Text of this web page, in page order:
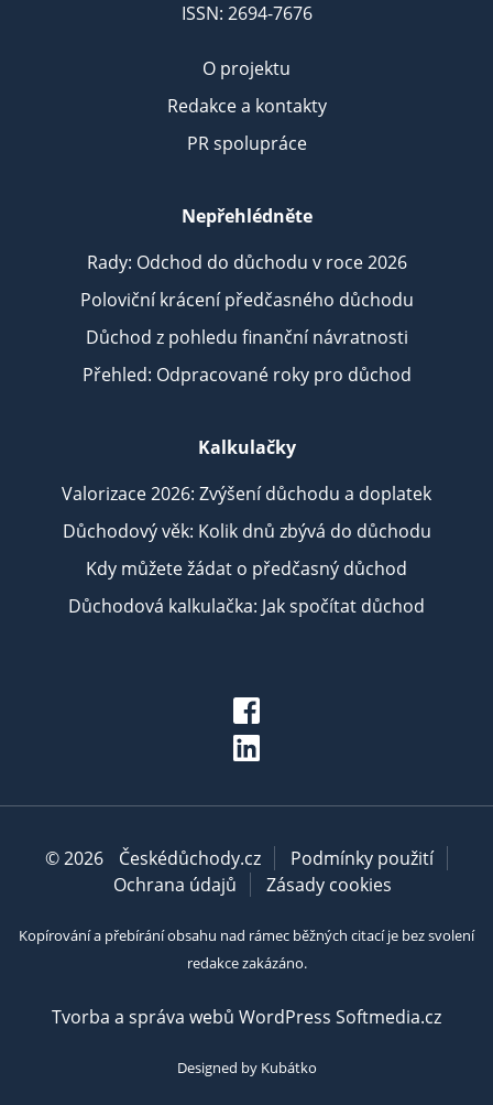
ISSN: 2694-7676
O projektu
Redakce a kontakty
PR spolupráce
Nepřehlédněte
Rady: Odchod do důchodu v roce 2026
Poloviční krácení předčasného důchodu
Důchod z pohledu finanční návratnosti
Přehled: Odpracované roky pro důchod
Kalkulačky
Valorizace 2026: Zvýšení důchodu a doplatek
Důchodový věk: Kolik dnů zbývá do důchodu
Kdy můžete žádat o předčasný důchod
Důchodová kalkulačka: Jak spočítat důchod
© 2026 Českédůchody.cz
Podmínky použití
Ochrana údajů
Zásady cookies
Kopírování a přebírání obsahu nad rámec běžných citací je bez svolení
redakce zakázáno.
Tvorba a správa webů WordPress Softmedia.cz
Designed by Kubátko